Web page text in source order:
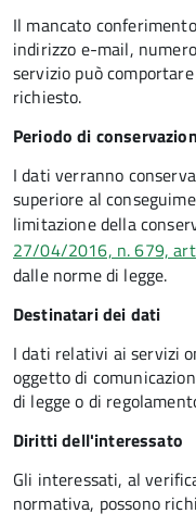
Il mancato
indirizzo e-mail,
servizio può
richiesto.
Periodo di
I dati verranno
superiore al
limitazione della
27/04/2016, n. 679,
dalle norme di legge.
Destinatari dei dati
I dati relativi ai servizi
oggetto di
di legge o di
Diritti dell'interessato
Gli interessati, al
normativa, possono